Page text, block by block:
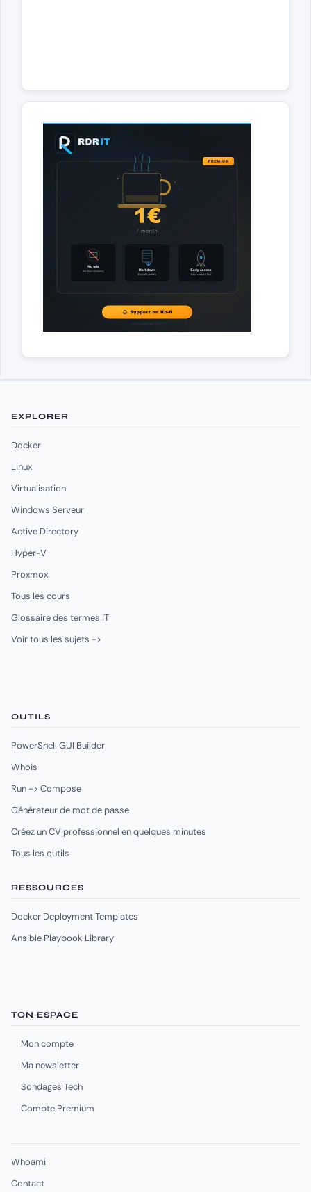
EXPLORER
Docker
Linux
Virtualisation
Windows Serveur
Active Directory
Hyper-V
Proxmox
Tous les cours
Glossaire des termes IT
Voir tous les sujets ->
OUTILS
PowerShell GUI Builder
Whois
Run -> Compose
Générateur de mot de passe
Créez un CV professionnel en quelques minutes
Tous les outils
RESSOURCES
Docker Deployment Templates
Ansible Playbook Library
TON ESPACE
Mon compte
Ma newsletter
Sondages Tech
Compte Premium
Whoami
Contact